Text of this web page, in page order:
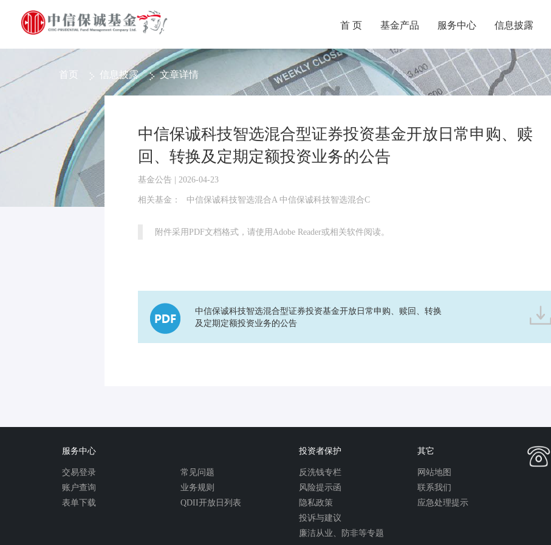
首 页 基金产品 服务中心 信息披露
首页 信息披露 文章详情
中信保诚科技智选混合型证券投资基金开放日常申购、赎
回、转换及定期定额投资业务的公告
基金公告 | 2026-04-23
相关基金： 中信保诚科技智选混合A 中信保诚科技智选混合C
附件采用PDF文档格式，请使用Adobe Reader或相关软件阅读。
中信保诚科技智选混合型证券投资基金开放日常申购、赎回、转换
及定期定额投资业务的公告
服务中心
交易登录
账户查询
表单下载
常见问题
业务规则
QDII开放日列表
投资者保护
反洗钱专栏
风险提示函
隐私政策
投诉与建议
廉洁从业、防非等专题
其它
网站地图
联系我们
应急处理提示